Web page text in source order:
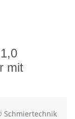
mit